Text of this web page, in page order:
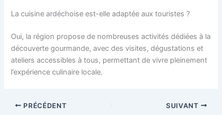
La cuisine ardéchoise est-elle adaptée aux touristes ?
Oui, la région propose de nombreuses activités dédiées à la
découverte gourmande, avec des visites, dégustations et
ateliers accessibles à tous, permettant de vivre pleinement
l’expérience culinaire locale.
PRÉCÉDENT SUIVANT